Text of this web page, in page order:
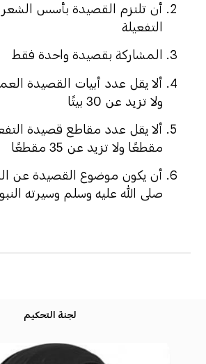
أن تلتزم القصيدة بأسس
التفعيلة
المشاركة بقصيدة واحدة فقط
ولا تزيد عن 30 بيتًا
مقطعًا ولا تزيد عن 35 مقطعًا
أن يكون موضوع القصيدة عن
صلى الله عليه وسلم وسيرته
لجنة التحكيم